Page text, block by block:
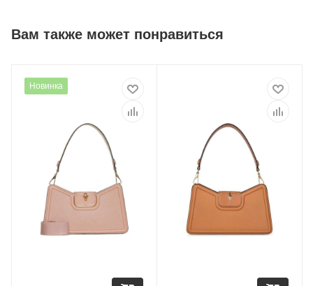
Вам также может понравиться
Новинка